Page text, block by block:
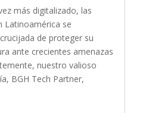
más digitalizado, las
Latinoamérica se
de proteger su
ante crecientes amenazas
nuestro valioso
BGH Tech Partner,